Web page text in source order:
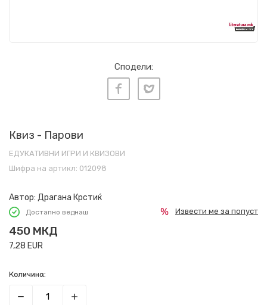
Сподели:
Квиз - Парови
ЕДУКАТИВНИ ИГРИ И КВИЗОВИ
Шифра на артикл: 012098
Автор: Драгана Крстиќ
Достапно веднаш
450 МКД
7,28 EUR
Извести ме за попуст
Количина: